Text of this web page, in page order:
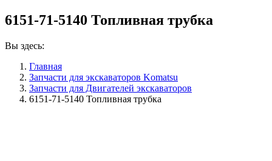
6151-71-5140 Топливная трубка
Вы здесь:
Главная
Запчасти для экскаваторов Komatsu
Запчасти для Двигателей экскаваторов
6151-71-5140 Топливная трубка